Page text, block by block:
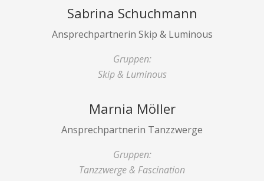
Sabrina Schuchmann
Ansprechpartnerin Skip & Luminous
Gruppen:
Skip & Luminous
Marnia Möller
Ansprechpartnerin Tanzzwerge
Gruppen:
Tanzzwerge & Fascination